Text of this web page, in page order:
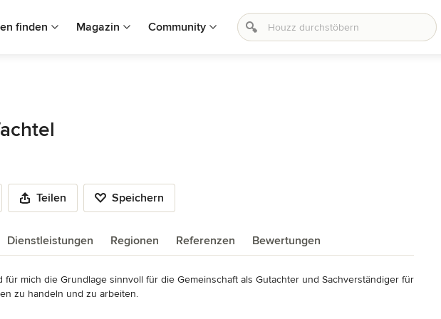
finden Magazin Community
Teilen Speichern
Dienstleistungen Regionen Referenzen Bewertungen
für mich die Grundlage sinnvoll für die Gemeinschaft als Gutachter und Sachverständiger für
zu handeln und zu arbeiten.